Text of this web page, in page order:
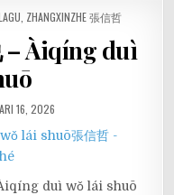
ZHANGXINZHE 張信哲
– Àiqíng duì
16, 2026
duì wǒ lái shuō